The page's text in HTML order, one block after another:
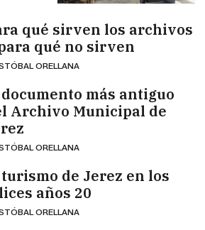
qué sirven los archivos
qué no sirven
ORELLANA
más antiguo
Archivo Municipal de
ORELLANA
de Jerez en los
años 20
ORELLANA